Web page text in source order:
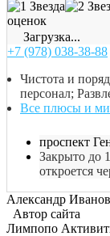
оценок
Загрузка...
+7 (978) 038-38-88
Чистота и
персонал;
Все плюсы и
проспект
Закрыто до
откроется
Александр Иванов
Автор сайта
Лимпопо